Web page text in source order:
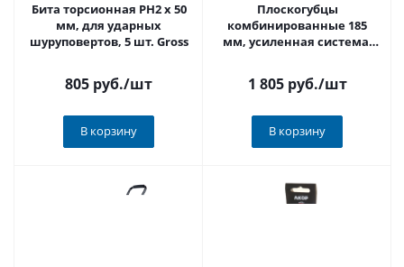
Бита торсионная PH2 x 50
мм, для ударных
шуруповертов, 5 шт. Gross
805 руб./шт
В корзину
Плоскогубцы
комбинированные 185
мм, усиленная система,
1 805 руб./шт
В корзину